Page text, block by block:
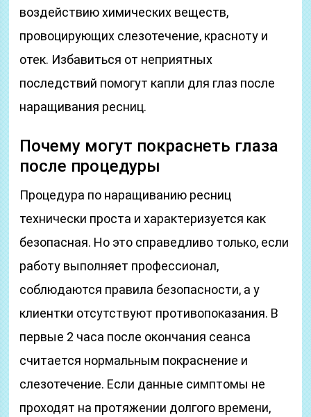
воздействию химических веществ,
провоцирующих слезотечение, красноту и
отек. Избавиться от неприятных
последствий помогут капли для глаз после
наращивания ресниц.
Почему могут покраснеть глаза
после процедуры
Процедура по наращиванию ресниц
технически проста и характеризуется как
безопасная. Но это справедливо только, если
работу выполняет профессионал,
соблюдаются правила безопасности, а у
клиентки отсутствуют противопоказания. В
первые 2 часа после окончания сеанса
считается нормальным покраснение и
слезотечение. Если данные симптомы не
проходят на протяжении долгого времени,